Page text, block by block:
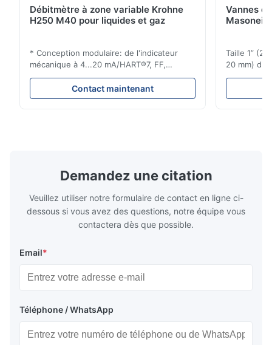
Débitmètre à zone variable Krohne
H250 M40 pour liquides et gaz
* Conception modulaire: de l'indicateur
mécanique à 4...20 mA/HART®7, FF,
Profibus-PA et totalizateur * N'importe
quelle position d'installation: verticale,
horizontale ou dans les tuyaux
Contact maintenant
Vannes
Taille 1”
20 mm)
brides :
Demandez une citation
Veuillez utiliser notre formulaire de contact en ligne ci-
dessous si vous avez des questions, notre équipe vous
contactera dès que possible.
Email*
Téléphone / WhatsApp